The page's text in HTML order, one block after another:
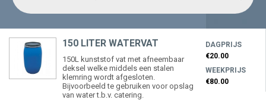
150 LITER WATERVAT
150L kunststof vat met afneembaar
deksel welke middels een stalen
klemring wordt afgesloten.
Bijvoorbeeld te gebruiken voor opslag
van water t.b.v. catering.
DAGPRIJS
€20.00
WEEKPRIJS
€80.00